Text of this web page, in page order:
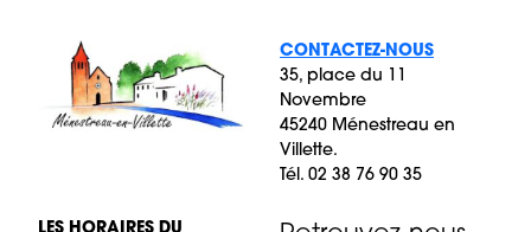
CONTACTEZ-NOUS
35, place du 11
Novembre
45240 Ménestreau en
Villette.
Tél. 02 38 76 90 35